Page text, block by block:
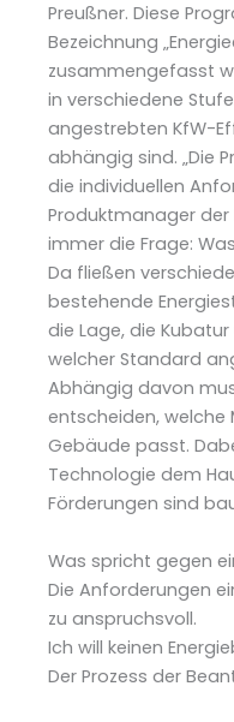
Preußner. Diese
Bezeichnung
zusammengefasst
in verschiedene
angestrebten KfW-
abhängig sind. „Die
die individuellen
Produktmanager der
immer die Frage:
Da fließen
bestehende
die Lage, die
welcher Standard
Abhängig davon
entscheiden,
Gebäude passt.
Technologie dem
Förderungen sind
Was spricht gegen
Die Anforderungen
zu anspruchsvoll.
Ich will keinen
Der Prozess der